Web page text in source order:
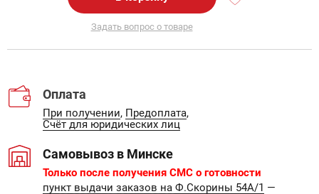
Задать вопрос о товаре
Оплата
При получении, Предоплата,
Счёт для юридических лиц
Самовывоз в Минске
Только после получения СМС о готовности
пункт выдачи заказов на Ф.Скорины 54А/1 —